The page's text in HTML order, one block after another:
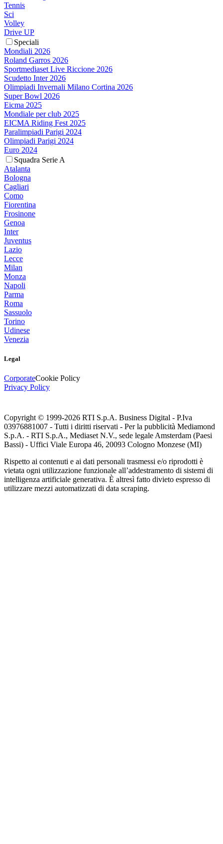
Tennis
Sci
Volley
Drive UP
Speciali
Mondiali 2026
Roland Garros 2026
Sportmediaset Live Riccione 2026
Scudetto Inter 2026
Olimpiadi Invernali Milano Cortina 2026
Super Bowl 2026
Eicma 2025
Mondiale per club 2025
EICMA Riding Fest 2025
Paralimpiadi Parigi 2024
Olimpiadi Parigi 2024
Euro 2024
Squadra Serie A
Atalanta
Bologna
Cagliari
Como
Fiorentina
Frosinone
Genoa
Inter
Juventus
Lazio
Lecce
Milan
Monza
Napoli
Parma
Roma
Sassuolo
Torino
Udinese
Venezia
Legal
CorporateCookie Policy
Privacy Policy
Copyright © 1999-2026 RTI S.p.A. Business Digital - P.Iva
03976881007 - Tutti i diritti riservati - Per la pubblicità Mediamond
S.p.A. - RTI S.p.A., Mediaset N.V., sede legale Amsterdam (Paesi
Bassi) - Uffici Viale Europa 46, 20093 Cologno Monzese (MI)
Rispetto ai contenuti e ai dati personali trasmessi e/o riprodotti è
vietata ogni utilizzazione funzionale all’addestramento di sistemi di
intelligenza artificiale generativa. È altresì fatto divieto espresso di
utilizzare mezzi automatizzati di data scraping.